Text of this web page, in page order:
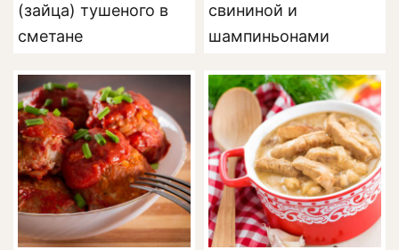
(зайца) тушеного в
сметане
свининой и
шампиньонами